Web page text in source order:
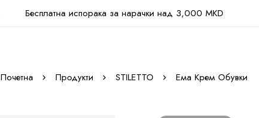
Бесплатна испорака за нарачки над 3,000 MKD
Почетна Продукти STILETTO Ема Крем Обувки